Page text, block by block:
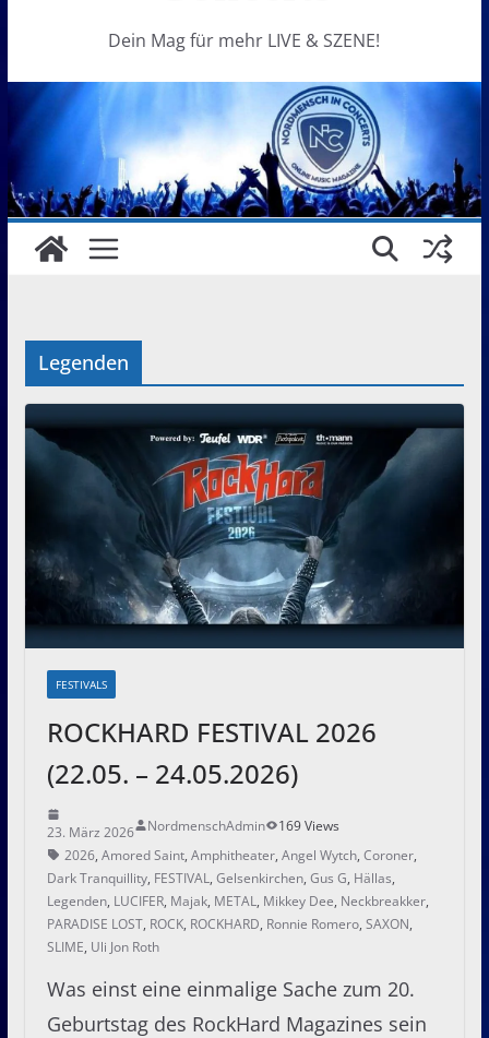
Dein Mag für mehr LIVE & SZENE!
Legenden
FESTIVALS
ROCKHARD FESTIVAL 2026
(22.05. – 24.05.2026)
23. März 2026 NordmenschAdmin
169 Views
2026, Amored Saint, Amphitheater, Angel Wytch, Coroner,
Dark Tranquillity, FESTIVAL, Gelsenkirchen, Gus G, Hällas,
Legenden, LUCIFER, Majak, METAL, Mikkey Dee, Neckbreakker,
PARADISE LOST, ROCK, ROCKHARD, Ronnie Romero, SAXON,
SLIME, Uli Jon Roth
Was einst eine einmalige Sache zum 20.
Geburtstag des RockHard Magazines sein